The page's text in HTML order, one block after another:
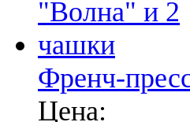
Френч-
Цена: